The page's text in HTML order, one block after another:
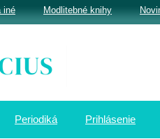
Periodiká Prihlásenie
iné Modlitebné knihy